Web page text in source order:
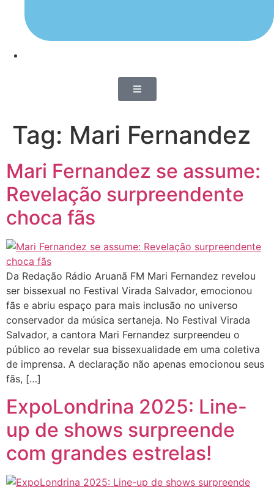
Tag: Mari Fernandez
Mari Fernandez se assume:
Revelação surpreendente
choca fãs
Da Redação Rádio Aruanã FM Mari Fernandez revelou
ser bissexual no Festival Virada Salvador, emocionou
fãs e abriu espaço para mais inclusão no universo
conservador da música sertaneja. No Festival Virada
Salvador, a cantora Mari Fernandez surpreendeu o
público ao revelar sua bissexualidade em uma coletiva
de imprensa. A declaração não apenas emocionou seus
fãs, […]
ExpoLondrina 2025: Line-
up de shows surpreende
com grandes estrelas!